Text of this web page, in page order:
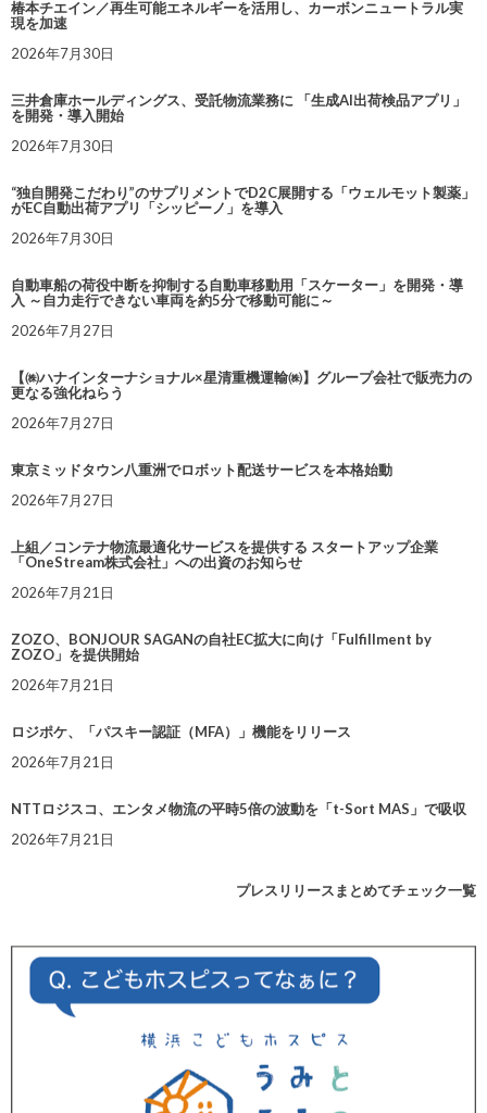
椿本チエイン／再生可能エネルギーを活用し、カーボンニュートラル実
現を加速
2026年7月30日
三井倉庫ホールディングス、受託物流業務に 「生成AI出荷検品アプリ」
を開発・導入開始
2026年7月30日
“独自開発こだわり”のサプリメントでD2C展開する「ウェルモット製薬」
がEC自動出荷アプリ「シッピーノ」を導入
2026年7月30日
自動車船の荷役中断を抑制する自動車移動用「スケーター」を開発・導
入 ～自力走行できない車両を約5分で移動可能に～
2026年7月27日
【㈱ハナインターナショナル×星清重機運輸㈱】グループ会社で販売力の
更なる強化ねらう
2026年7月27日
東京ミッドタウン八重洲でロボット配送サービスを本格始動
2026年7月27日
上組／コンテナ物流最適化サービスを提供する スタートアップ企業
「OneStream株式会社」への出資のお知らせ
2026年7月21日
ZOZO、BONJOUR SAGANの自社EC拡大に向け「Fulfillment by
ZOZO」を提供開始
2026年7月21日
ロジポケ、「パスキー認証（MFA）」機能をリリース
2026年7月21日
NTTロジスコ、エンタメ物流の平時5倍の波動を「t-Sort MAS」で吸収
2026年7月21日
プレスリリースまとめてチェック一覧